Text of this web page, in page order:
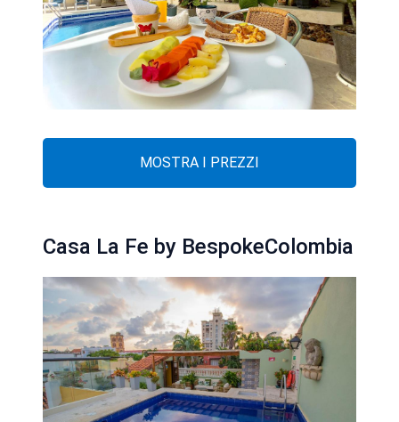
MOSTRA I PREZZI
Casa La Fe by BespokeColombia